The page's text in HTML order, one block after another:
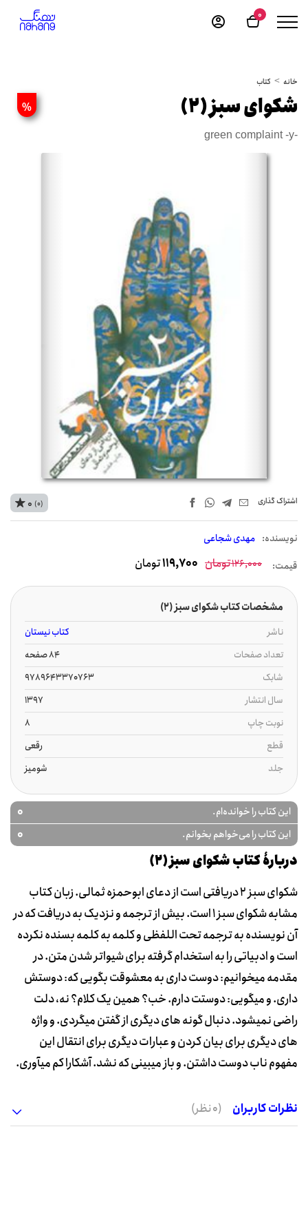
0
خانه کتاب
% شکوای سبز (۲)
green complaint -y-
اشتراک‌ گذاری
نويسنده: مهدی شجاعی
0 (0)
قیمت: 126,000تومان 119,700تومان
مشخصات کتاب شکوای سبز (۲)
ناشر
کتاب نیستان
تعداد صفحات
84 صفحه
شابک
9789643370763
سال انتشار
1397
نوبت چاپ
8
قطع
رقعی
جلد
شومیز
این کتاب را خوانده‌ام. 0
این کتاب را می‌خواهم بخوانم. 0
دربارۀ کتاب شکوای سبز (۲)
شکوای سبز ۲ دریافتی است از دعای ابوحمزه ثمالی. زبان کتاب
مشابه شکوای سبز ۱ است. بیش از ترجمه و نزدیک به دریافت که در
آن نویسنده به ترجمه تحت اللفظی و کلمه به کلمه بسنده نکرده
است و ادبیاتی را به استخدام گرفته برای شیواتر شدن متن. در
مقدمه میخوانیم: دوست داری به معشوقت بگویی که: دوستش
داری. و میگویی: دوستت دارم. خب؟ همین یک کلام؟ نه، دلت
راضی نمیشود. دنبال گونه های دیگری از گفتن میگردی. و واژه
های دیگری برای بیان کردن و عبارات دیگری برای انتقال این
مفهوم ناب دوست داشتن. و باز میبینی که نشد. آشکارا کم میآوری.
نظرات کاربران (0 نظر)